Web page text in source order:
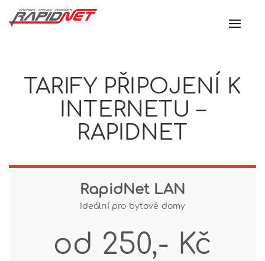
TARIFY PŘIPOJENÍ K
INTERNETU –
RAPIDNET
RapidNet LAN
Ideální pro bytové domy
od 250,- Kč